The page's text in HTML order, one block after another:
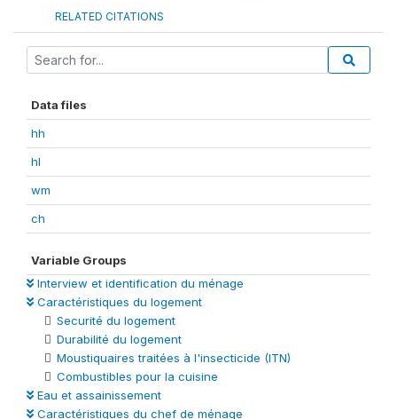
RELATED CITATIONS
Data files
hh
hl
wm
ch
Variable Groups
Interview et identification du ménage
Caractéristiques du logement
Securité du logement
Durabilité du logement
Moustiquaires traitées à l'insecticide (ITN)
Combustibles pour la cuisine
Eau et assainissement
Caractéristiques du chef de ménage